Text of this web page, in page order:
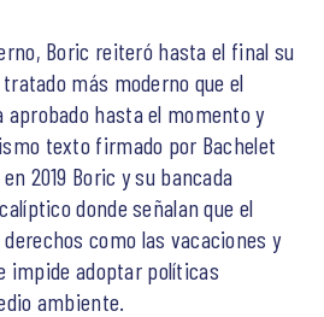
Boric reiteró hasta el final su
tratado más moderno que el
aprobado hasta el momento y
texto firmado por Bachelet
2019 Boric y su bancada
donde señalan que el
derechos como las vacaciones y
impide adoptar políticas
ambiente.